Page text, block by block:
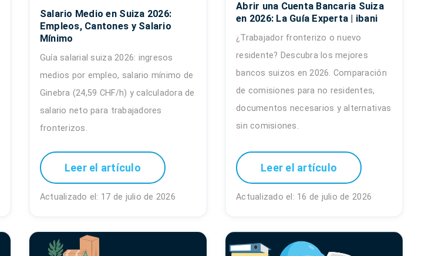
Salario Medio en Suiza 2026:
Empleos, Cantones y Salario
Mínimo
Guía salarial suiza 2026: ingresos
medios por empleo, salario mínimo de
Ginebra (24,59 CHF/h) y calculadora de
salario neto para trabajadores
fronterizos.
Leer el artículo
Actualizado el: 17 de julio de 2026
Abrir una Cuenta Bancaria Suiza
en 2026: La Guía Experta | ibani
¿Trabajador fronterizo o nuevo
residente? Descubra los mejores
bancos suizos en 2026. Comparación
de comisiones para no residentes,
documentos necesarios y alternativas
sin comisiones.
Leer el artículo
Actualizado el: 16 de julio de 2026